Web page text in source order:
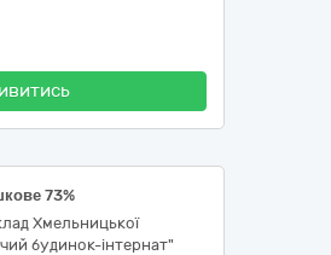
73%
Хмельницької
будинок-інтернат"